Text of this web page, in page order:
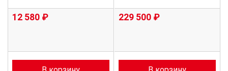
12 580 ₽ 229 500 ₽